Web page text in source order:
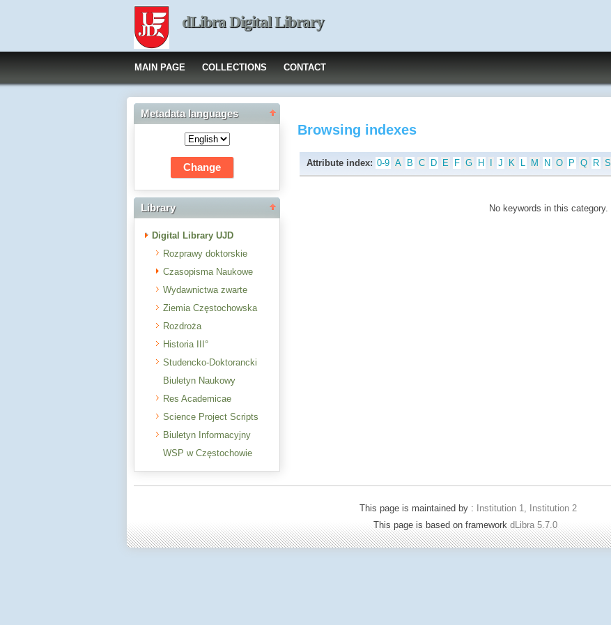
dLibra Digital Library
MAIN PAGE COLLECTIONS CONTACT
Metadata languages
Library
Digital Library UJD
Rozprawy doktorskie
Czasopisma Naukowe
Wydawnictwa zwarte
Ziemia Częstochowska
Rozdroża
Historia III°
Studencko-Doktorancki
Biuletyn Naukowy
Res Academicae
Science Project Scripts
Biuletyn Informacyjny
WSP w Częstochowie
Browsing indexes
Attribute index: 0-9 A B C D E F G H J K L M N O P Q R S
No keywords in this category.
This page is maintained by :
Institution 1, Institution 2
This page is based on framework dLibra 5.7.0